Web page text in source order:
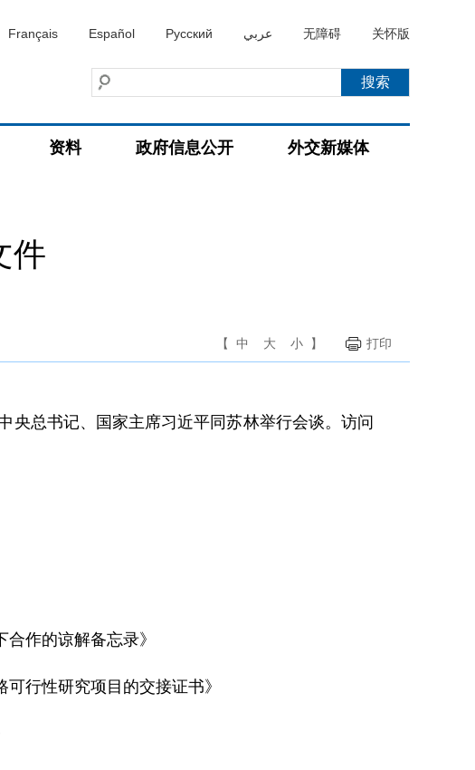
Français Español Русский عربي 无障碍 关怀版
资料 政府信息公开 外交新媒体
件
【 中 大 小 】 打印
央总书记、国家主席习近平同苏林举行会谈。访问
作的谅解备忘录》
行性研究项目的交接证书》